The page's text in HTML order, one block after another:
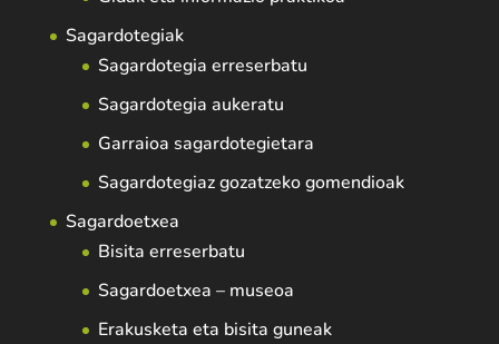
Sagardotegiak
Sagardotegia erreserbatu
Sagardotegia aukeratu
Garraioa sagardotegietara
Sagardotegiaz gozatzeko gomendioak
Sagardoetxea
Bisita erreserbatu
Sagardoetxea – museoa
Erakusketa eta bisita guneak